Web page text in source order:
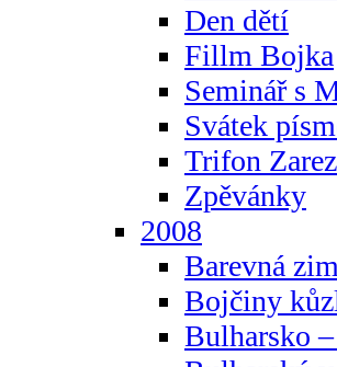
Den dětí
Fillm Bojka
Seminář s
Svátek
Trifon
Zpěvánky
2008
Barevná
Bojčiny
Bulharsko